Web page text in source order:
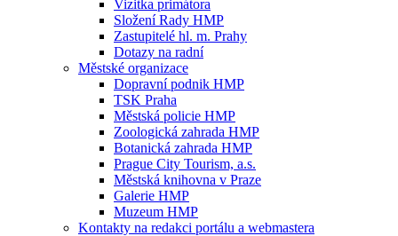
Vizitka primátora
Složení Rady HMP
Zastupitelé hl. m. Prahy
Dotazy na radní
Městské organizace
Dopravní podnik HMP
TSK Praha
Městská policie HMP
Zoologická zahrada HMP
Botanická zahrada HMP
Prague City Tourism, a.s.
Městská knihovna v Praze
Galerie HMP
Muzeum HMP
Kontakty na redakci portálu a webmastera